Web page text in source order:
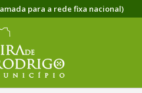
para a rede fixa nacional)